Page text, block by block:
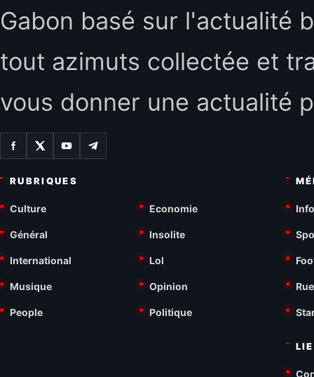
Gabon basé sur l'actualité
tout azimuts collectée et
vous donner une actualité
RUBRIQUES
Culture Economie
Général Insolite
International Lol
Musique Opinion
People Politique